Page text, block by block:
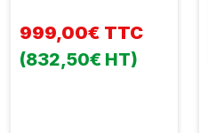
999,00€ TTC
(832,50€ HT)